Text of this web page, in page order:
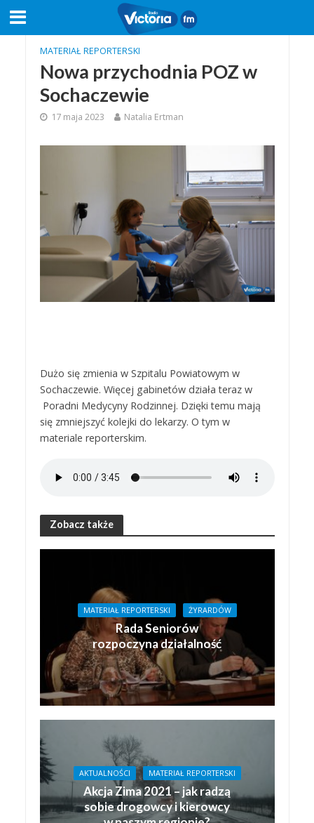
MATERIAŁ REPORTERSKI
Nowa przychodnia POZ w
Sochaczewie
17 maja 2023 Natalia Ertman
Dużo się zmienia w Szpitalu Powiatowym w
Sochaczewie. Więcej gabinetów działa teraz w
Poradni Medycyny Rodzinnej. Dzięki temu mają
się zmniejszyć kolejki do lekarzy. O tym w
materiale reporterskim.
Zobacz także
MATERIAŁ REPORTERSKI ŻYRARDÓW
Rada Seniorów
rozpoczyna działalność
AKTUALNOŚCI MATERIAŁ REPORTERSKI
Akcja Zima 2021 – jak radzą
sobie drogowcy i kierowcy